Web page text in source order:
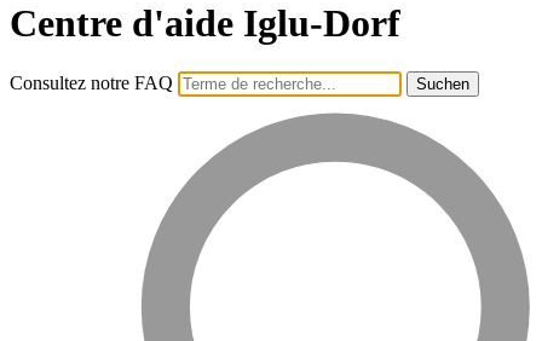
Centre d'aide Iglu-Dorf
Consultez notre FAQ